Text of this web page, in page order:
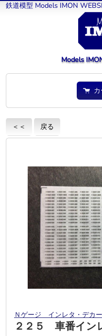
鉄道模型 Models IMON
Models
＜＜ 戻る
Ｎゲージ インレタ・デカ
２２５ 車番イン